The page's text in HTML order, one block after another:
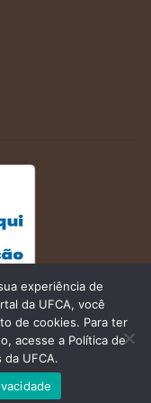
experiência de
da UFCA, você
de cookies. Para ter
acesse a Política de
da UFCA.